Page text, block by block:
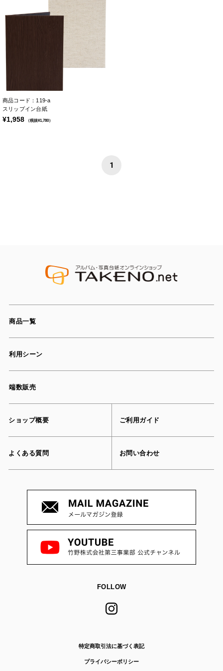
商品コード：119-a
スリップイン台紙
¥1,958 （税抜¥1,780）
1
商品一覧
利用シーン
端数販売
ショップ概要 ご利用ガイド
よくある質問 お問い合わせ
FOLLOW
特定商取引法に基づく表記
プライバシーポリシー